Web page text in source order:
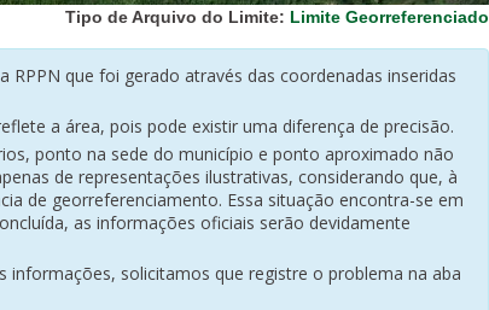
Tipo de Arquivo do Limite: Limite Georreferenciado
que foi gerado através das coordenadas inseridas
a área, pois pode existir uma diferença de precisão.
ponto na sede do município e ponto aproximado não
de representações ilustrativas, considerando que, à
de georreferenciamento. Essa situação encontra-se em
as informações oficiais serão devidamente
informações, solicitamos que registre o problema na aba